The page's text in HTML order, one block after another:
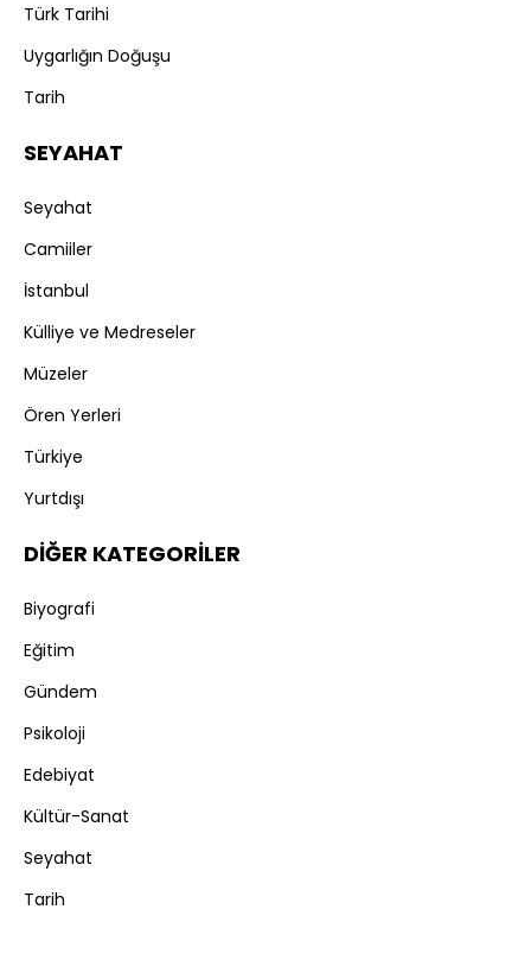
Türk Tarihi
Uygarlığın Doğuşu
Tarih
SEYAHAT
Seyahat
Camiiler
İstanbul
Külliye ve Medreseler
Müzeler
Ören Yerleri
Türkiye
Yurtdışı
DİĞER KATEGORİLER
Biyografi
Eğitim
Gündem
Psikoloji
Edebiyat
Kültür-Sanat
Seyahat
Tarih